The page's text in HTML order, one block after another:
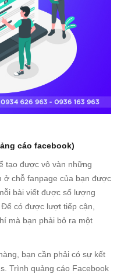
cáo facebook)
tạo được vô vàn những
ở chỗ fanpage của bạn được
bài viết được số lượng
có được lượt tiếp cận,
mà bạn phải bỏ ra một
bạn cần phải có sự kết
Trình quảng cáo Facebook